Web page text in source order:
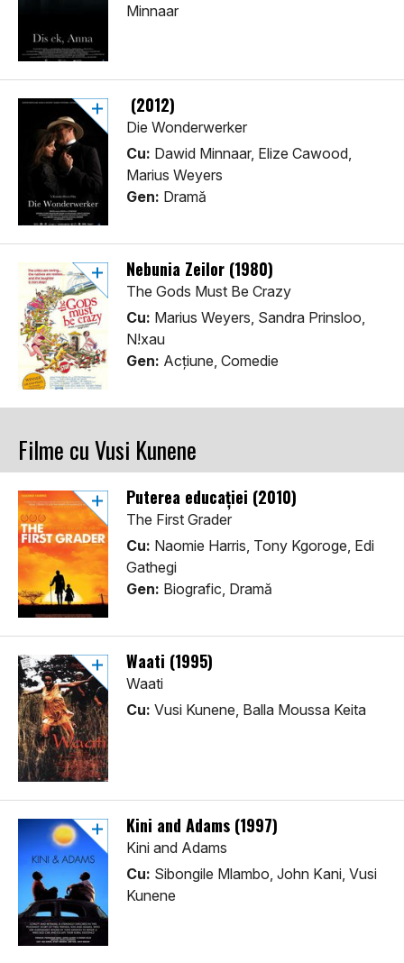
Minnaar
(2012)
Die Wonderwerker
Cu: Dawid Minnaar, Elize Cawood,
Marius Weyers
Gen: Dramă
Nebunia Zeilor (1980)
The Gods Must Be Crazy
Cu: Marius Weyers, Sandra Prinsloo,
N!xau
Gen: Acţiune, Comedie
Filme cu Vusi Kunene
Puterea educației (2010)
The First Grader
Cu: Naomie Harris, Tony Kgoroge, Edi
Gathegi
Gen: Biografic, Dramă
Waati (1995)
Waati
Cu: Vusi Kunene, Balla Moussa Keita
Kini and Adams (1997)
Kini and Adams
Cu: Sibongile Mlambo, John Kani, Vusi
Kunene